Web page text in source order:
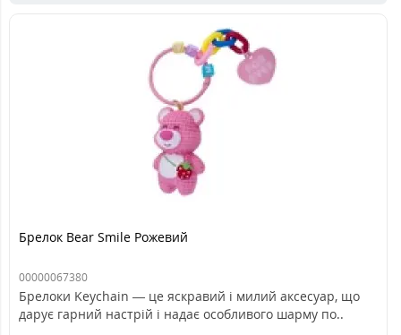
Брелок Bear Smile Рожевий
00000067380
Брелоки Keychain — це яскравий і милий аксесуар, що
дарує гарний настрій і надає особливого шарму по..